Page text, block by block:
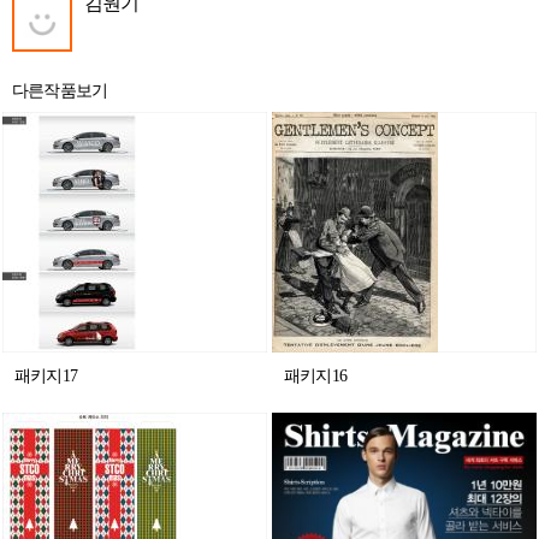
다른작품보기
패키지17 패키지16